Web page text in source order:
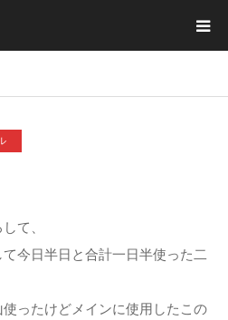
て、
今日半日と合計一日半使った二
ったけどメインに使用したこの